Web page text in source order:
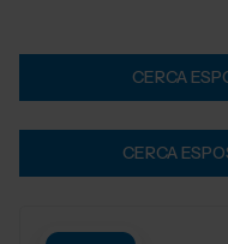
CERCA
CERCA